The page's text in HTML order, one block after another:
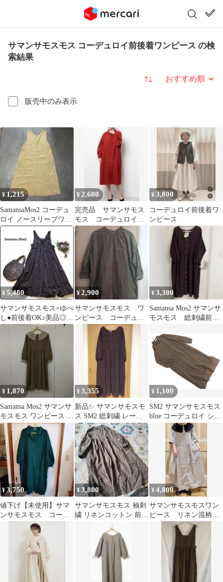
サマンサモスモス コーデュロイ前後着ワンピース の検
索結果
販売中のみ表示
並び替え
¥ 1,215
SamansaMos2 コーデュ
ロイ ノースリーブワン
ピース Aライン 森ガー
ル
¥ 2,600
完売品 サマンサモス
モス コーデュロイシ
ャツワンピース
¥3,800
コーデュロイ前後着ワ
ンピース
¥5,480
サマンサモスモス×ゆべ
し●前後着OK♪美品◎レ
トロ花柄ロング丈2way
ワンピース
¥2,900
サマンサモスモス ワ
ンピース コーデュロ
¥3,300
Samansa Mos2 サマンサ
モスモス 総刺繍前後
ン
¥ 1,870
Samansa Mos2 サマンサ
モスモス ワンピース ロ
ングスカート 長袖ワン
ピース フロントボタン
シャツワンピース
¥3,355
新品✨ サマンサモスモ
ス SM2 総刺繍 レース
ワンピース ロングワン
ピース 茶
¥ 1,100
SM2 サマンサモスモス
blue コーデュロイ シャ
ツ ワンピース sizeF/茶
◇■ レディース
¥3,750
値下げ【未使用】サマ
ンサモスモス コーデ
ュロイワンピース
¥3,800
サマンサモスモス 袖刺
繍 リネンコットン 前開
きロングワンピース ブ
¥4,800
サマンサモスモスワン
ピース リネン混柄ア
ソート前後2WAYワン
ピース グレー